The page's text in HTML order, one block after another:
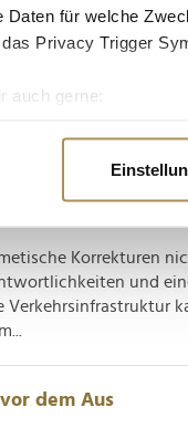
Daten für welche
Privacy Trigger
auch gerne:
persönlichen
und Anzeigen zu
zu analysieren.
Medien, Werbung
zusammen, die Sie
Schneemassen und
aufgenommen.
stellt klar, dass
auf allen
Korrekturen
und
Verkehrsinfrastruktur
dem Aus